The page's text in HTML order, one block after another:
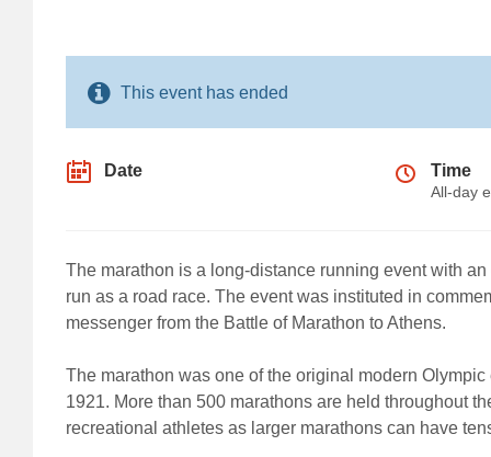
This event has ended
Date Time
All-day
The marathon is a long-distance running event with
run as a road race. The event was instituted in
messenger from the Battle of Marathon to Athens.
The marathon was one of the original modern
1921. More than 500 marathons are held throughout
recreational athletes as larger marathons can have